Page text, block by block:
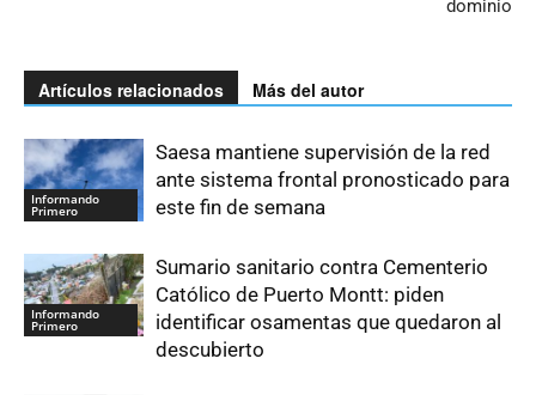
dominio
Artículos relacionados Más del autor
Informando
Primero
Saesa mantiene supervisión de la red
ante sistema frontal pronosticado para
este fin de semana
Informando
Primero
Sumario sanitario contra Cementerio
Católico de Puerto Montt: piden
identificar osamentas que quedaron al
descubierto